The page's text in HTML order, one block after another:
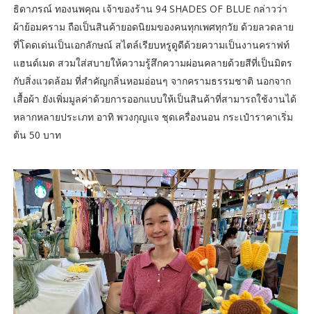
ธิดาภรณ์ ทองนพคุณ เจ้าของร้าน 94 SHADES OF BLUE กล่าวว่า
ผ้าย้อมคราม ถือเป็นสินค้ายอดนิยมของคนทุกเพศทุกวัย ด้วยลวดลาย
ที่โดดเด่นเป็นเอกลักษณ์ สไตล์เรียบหรูดูดีด้วยความเป็นงานคราฟท์
แฮนด์เมด สวมใส่สบายให้ความรู้สึกความผ่อนคลายด้วยสีที่เป็นมิตร
กับสิ่งแวดล้อม ที่สำคัญกลิ่นหอมอ่อนๆ จากครามธรรมชาติ นอกจาก
เสื้อผ้า ยังเพิ่มมูลค่าด้วยการออกแบบให้เป็นสินค้าที่สามารถใช้งานได้
หลากหลายประเภท อาทิ พวงกุญแจ ชุดเครื่องนอน กระเป๋าราคาเริ่ม
ต้น 50 บาท